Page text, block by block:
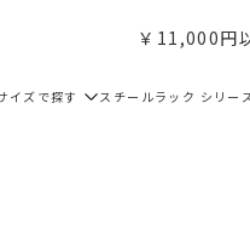
￥11,000円
イズで探す スチールラック シリー